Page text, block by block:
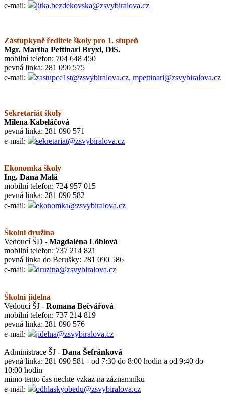
e-mail:
jitka.bezdekovska@zsvybiralova.cz
Zástupkyně ředitele školy pro 1. stupeň
Mgr. Martha Pettinari Bryxi, DiS.
mobilní telefon: 704 648 450
pevná linka: 281 090 575
e-mail:
zastupce1st@zsvybiralova.cz, mpettinari@zsvybiralova.cz
Sekretariát školy
Milena Kabeláčová
pevná linka: 281 090 571
e-mail:
sekretariat@zsvybiralova.cz
Ekonomka školy
Ing. Dana Malá
mobilní telefon: 724 957 015
pevná linka: 281 090 582
e-mail:
ekonomka@zsvybiralova.cz
Školní družina
Vedoucí ŠD - Magdaléna Löblová
mobilní telefon: 737 214 821
pevná linka do Berušky: 281 090 586
e-mail:
druzina@zsvybiralova.cz
Školní jídelna
Vedoucí ŠJ - Romana Bečvářová
mobilní telefon: 737 214 819
pevná linka: 281 090 576
e-mail:
jidelna@zsvybiralova.cz
Administrace ŠJ - Dana Šefránková
pevná linka: 281 090 581 - od 7:30 do 8:00 hodin a od 9:40 do
10:00 hodin
mimo tento čas nechte vzkaz na záznamníku
e-mail:
odhlaskyobedu@zsvybiralova.cz